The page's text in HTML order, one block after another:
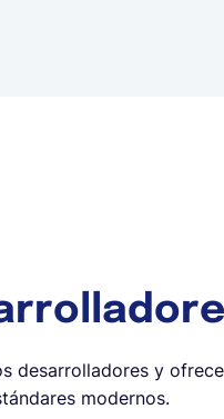
desarrolladores y ofrece
modernos.